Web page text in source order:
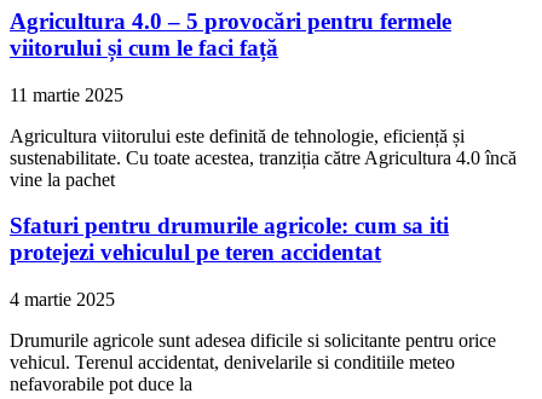
Agricultura 4.0 – 5 provocări pentru fermele
viitorului și cum le faci față
11 martie 2025
Agricultura viitorului este definită de tehnologie, eficiență și
sustenabilitate. Cu toate acestea, tranziția către Agricultura 4.0 încă
vine la pachet
Sfaturi pentru drumurile agricole: cum sa iti
protejezi vehiculul pe teren accidentat
4 martie 2025
Drumurile agricole sunt adesea dificile si solicitante pentru orice
vehicul. Terenul accidentat, denivelarile si conditiile meteo
nefavorabile pot duce la